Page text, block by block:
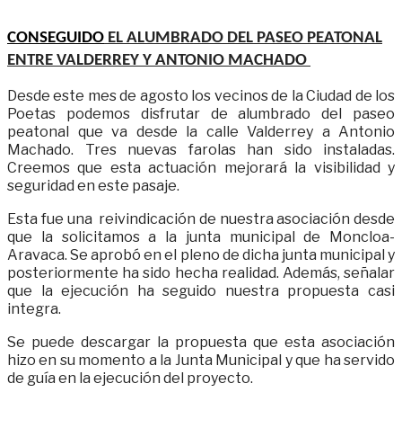
CONSEGUIDO EL ALUMBRADO DEL PASEO PEATONAL
ENTRE VALDERREY Y ANTONIO MACHADO
Desde este mes de agosto los vecinos de la Ciudad de los
Poetas podemos disfrutar de alumbrado del paseo
peatonal que va desde la calle Valderrey a Antonio
Machado. Tres nuevas farolas han sido instaladas.
Creemos que esta actuación mejorará la visibilidad y
seguridad en este pasaje.
Esta fue una reivindicación de nuestra asociación desde
que la solicitamos a la junta municipal de Moncloa-
Aravaca. Se aprobó en el pleno de dicha junta municipal y
posteriormente ha sido hecha realidad. Además, señalar
que la ejecución ha seguido nuestra propuesta casi
integra.
Se puede descargar la propuesta que esta asociación
hizo en su momento a la Junta Municipal y que ha servido
de guía en la ejecución del proyecto.